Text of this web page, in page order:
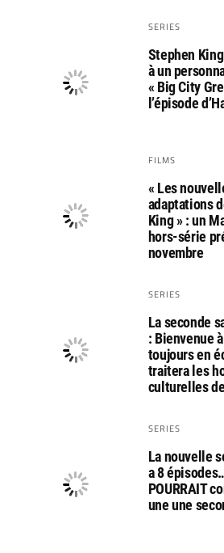
SERIES
Stephen
à un
« Big City
l’épisode
FILMS
« Les
adaptations
King » : un
hors-série
novembre
SERIES
La seconde
: Bienvenue
toujours en
traitera les
culturelles
SERIES
La nouvelle
a 8
POURRAIT
une une